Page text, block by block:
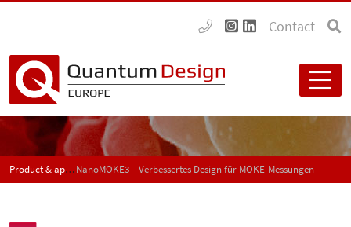
Contact
Product & application news - SPECTRUMNanoMOKE3 – Verbessertes Design für MOKE-Messungen